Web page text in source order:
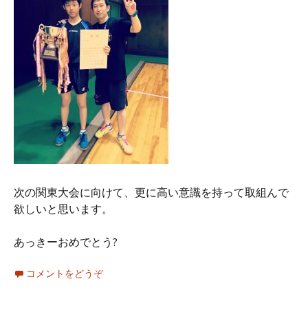
次の関東大会に向けて、更に高い意識を持って取組んで
欲しいと思います。
あっきーおめでとう?
コメントをどうぞ